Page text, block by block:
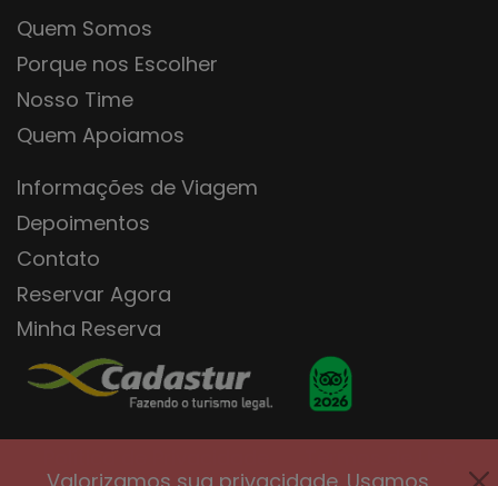
Quem Somos
Porque nos Escolher
Nosso Time
Quem Apoiamos
Informações de Viagem
Depoimentos
Contato
Reservar Agora
Minha Reserva